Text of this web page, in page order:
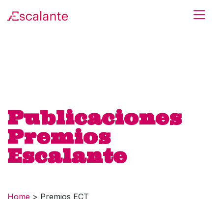
Publicaciones
Premios
Escalante
Home > Premios ECT